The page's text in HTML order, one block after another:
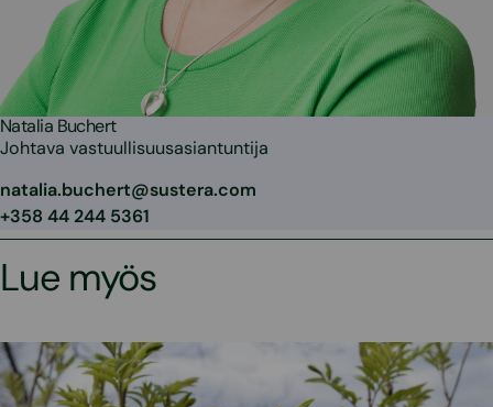
Natalia Buchert
Johtava vastuullisuusasiantuntija
natalia.buchert@sustera.com
+358 44 244 5361
Lue myös